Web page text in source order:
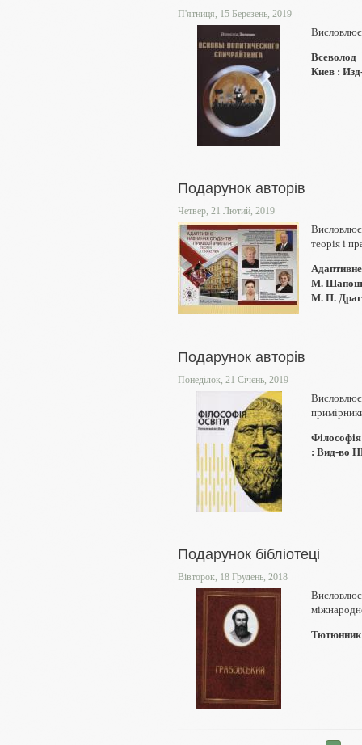
П'ятниця, 15 Березень, 2019
Всеволод
Киев :
Подарунок авторів
Четвер, 21 Лютий, 2019
теорія і
М.
М. П.
Подарунок авторів
Понеділок, 21 Січень, 2019
: Вид-во
Подарунок бібліотеці
Вівторок, 18 Грудень, 2018
Тютюнник